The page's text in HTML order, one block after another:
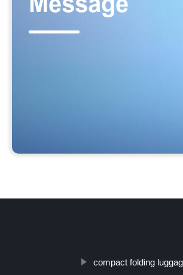
compact folding